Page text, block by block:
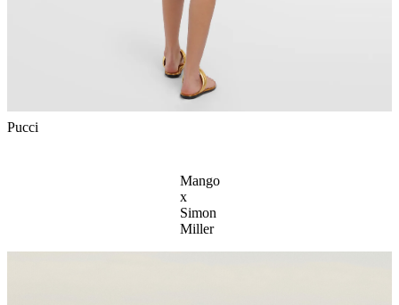
Pucci
Mango
x
Simon
Miller